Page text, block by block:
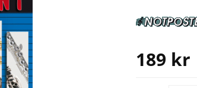
189 kr